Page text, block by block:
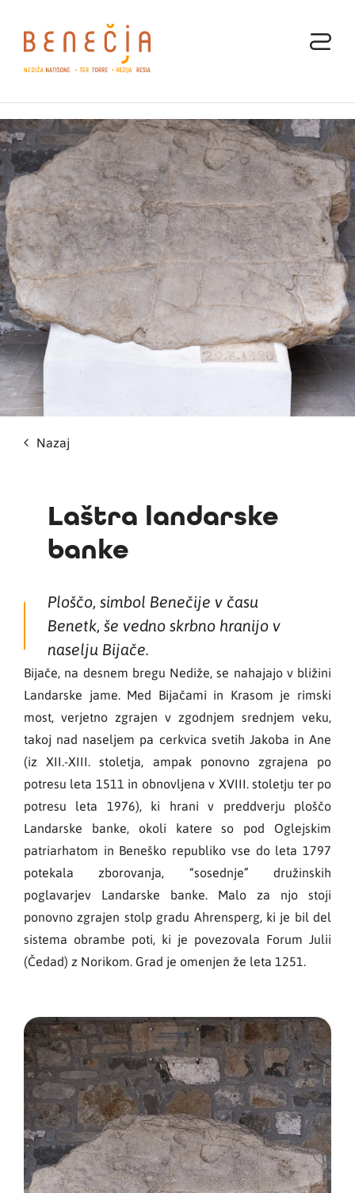
Nazaj
Laštra landarske
banke
Ploščo, simbol Benečije v času
Benetk, še vedno skrbno hranijo v
naselju Bijače.
Bijače, na desnem bregu Nediže, se nahajajo v bližini
Landarske jame. Med Bijačami in Krasom je rimski
most, verjetno zgrajen v zgodnjem srednjem veku,
takoj nad naseljem pa cerkvica svetih Jakoba in Ane
(iz XII.-XIII. stoletja, ampak ponovno zgrajena po
potresu leta 1511 in obnovljena v XVIII. stoletju ter po
potresu leta 1976), ki hrani v preddverju ploščo
Landarske banke, okoli katere so pod Oglejskim
patriarhatom in Beneško republiko vse do leta 1797
potekala zborovanja, “sosednje” družinskih
poglavarjev Landarske banke. Malo za njo stoji
ponovno zgrajen stolp gradu Ahrensperg, ki je bil del
sistema obrambe poti, ki je povezovala Forum Julii
(Čedad) z Norikom. Grad je omenjen že leta 1251.